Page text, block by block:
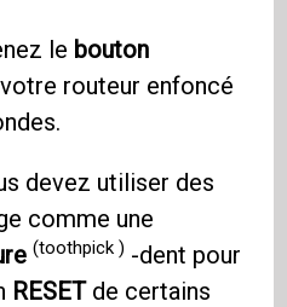
le bouton
routeur enfoncé
devez utiliser des
comme une
(toothpick ) -dent pour
RESETde certains